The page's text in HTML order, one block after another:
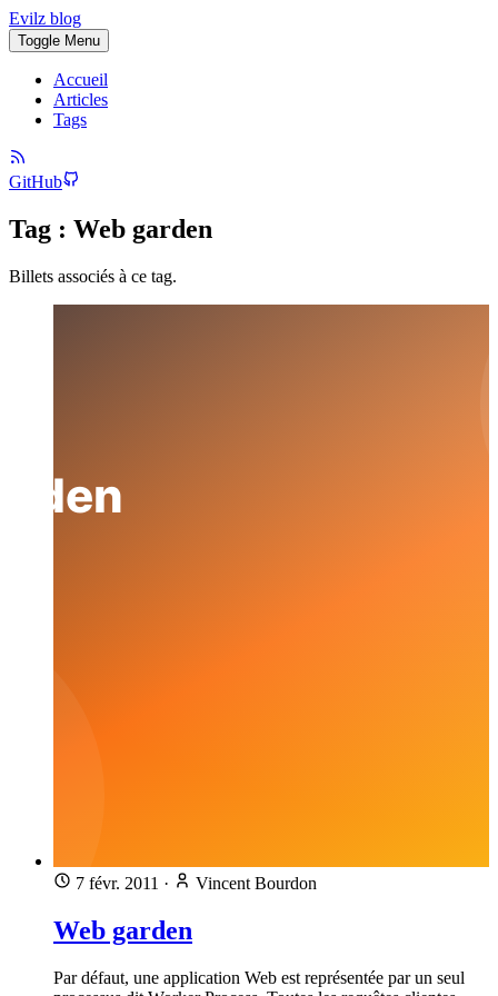
Evilz blog
Toggle Menu
Accueil
Articles
Tags
GitHub
Tag : Web garden
Billets associés à ce tag.
7 févr. 2011 · Vincent Bourdon
Web garden
Par défaut, une application Web est représentée par un seul